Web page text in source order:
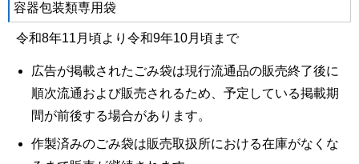
容器包装類専用袋
令和8年11月頃より令和9年10月頃まで
広告が掲載されたごみ袋は現行流通品の販売終了後に
順次流通および販売されるため、予定している掲載期
間が前後する場合があります。
作製済みのごみ袋は販売取扱所における在庫がなくな